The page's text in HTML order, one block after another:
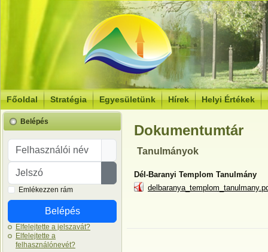
Főoldal Stratégia Egyesületünk Hírek Helyi Értékek
Belépés
Felhasználói név
Jelszó
Jelszó megjelenítése
Emlékezzen rám
Belépés
Elfelejtette a jelszavát?
Elfelejtette a
felhasználónevét?
Dokumentumtár
Tanulmányok
Dél-Baranyi Templom Tanulmány